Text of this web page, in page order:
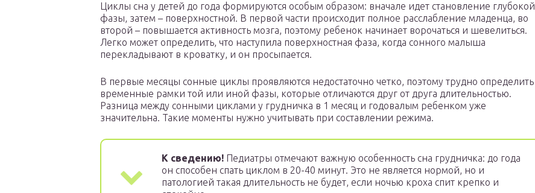
Циклы сна у детей до года формируются особым образом: вначале идет становление глубокой
фазы, затем – поверхностной. В первой части происходит полное расслабление младенца, во
второй – повышается активность мозга, поэтому ребенок начинает ворочаться и шевелиться.
Легко может определить, что наступила поверхностная фаза, когда сонного малыша
перекладывают в кроватку, и он просыпается.
В первые месяцы сонные циклы проявляются недостаточно четко, поэтому трудно определить
временные рамки той или иной фазы, которые отличаются друг от друга длительностью.
Разница между сонными циклами у грудничка в 1 месяц и годовалым ребенком уже
значительна. Такие моменты нужно учитывать при составлении режима.
К сведению! Педиатры отмечают важную особенность сна грудничка: до года
он способен спать циклом в 20-40 минут. Это не является нормой, но и
патологией такая длительность не будет, если ночью кроха спит крепко и